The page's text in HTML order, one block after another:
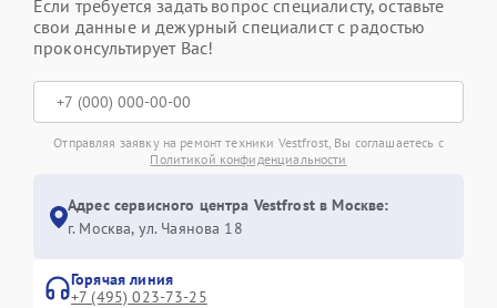
Если требуется задать вопрос специалисту, оставьте
свои данные и дежурный специалист с радостью
проконсультирует Вас!
Отправляя заявку на ремонт техники Vestfrost, Вы соглашаетесь с
Политикой конфиденциальности
Адрес сервисного центра Vestfrost в Москве:
г. Москва, ул. Чаянова 18
Горячая линия
+7 (495) 023-73-25